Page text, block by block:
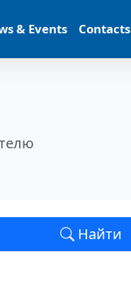
& Events Contacts
Найти